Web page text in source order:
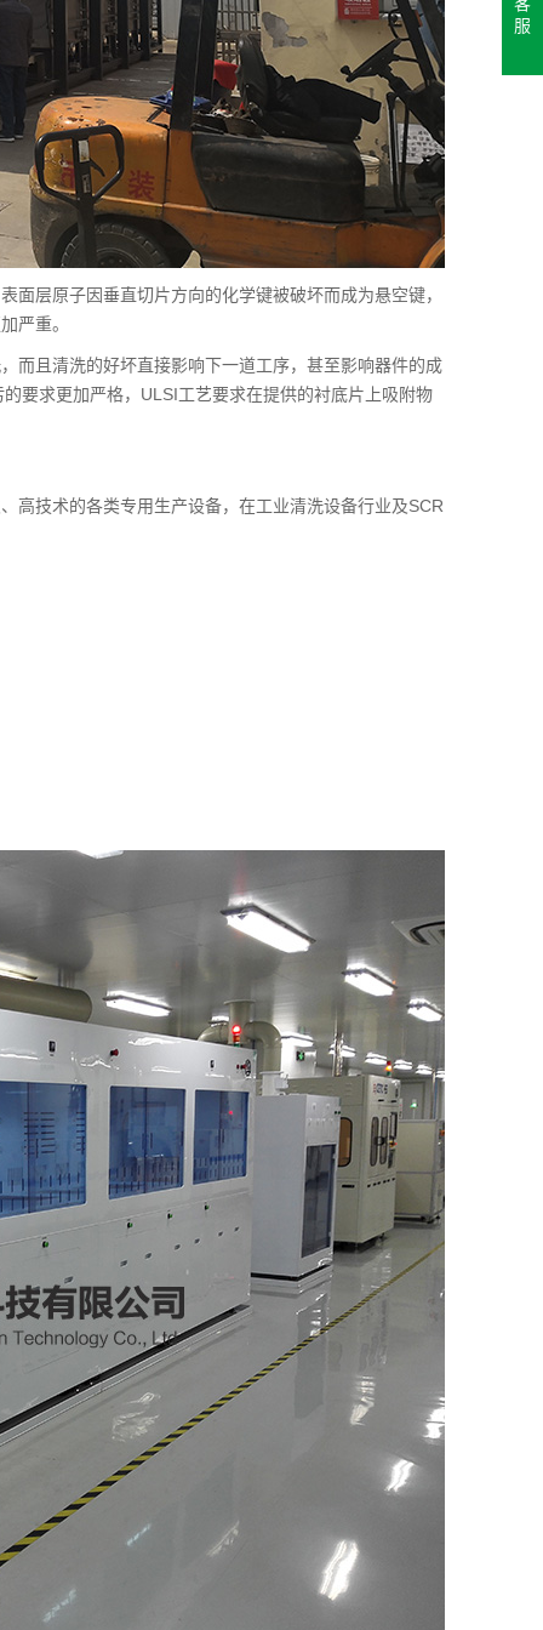
层原子因垂直切片方向的化学键被破坏而成为悬空键，
严重。
而且清洗的好坏直接影响下一道工序，甚至影响器件的成
要求更加严格，ULSI工艺要求在提供的衬底片上吸附物
高技术的各类专用生产设备，在工业清洗设备行业及SCR
服